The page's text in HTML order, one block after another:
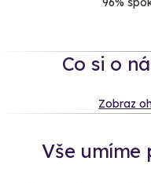
Co si o
Zobraz
Vše umíme